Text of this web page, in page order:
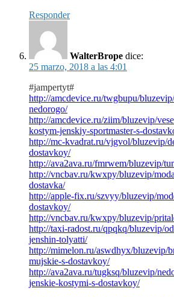
Responder
WalterBrope dice:
25 marzo, 2018 a las 4:01
#jampertyt#
http://amcdevice.ru/twgbupu/
nedorogo/
http://amcdevice.ru/ziim/bluzevip/
kostym-jenskiy-sportmaster-s-
http://mc-kvadrat.ru/vjgvol/bluzevip/
dostavkoy/
http://ava2ava.ru/fmrwem/bluzevip/
http://vncbav.ru/kwxpy/bluzevip/
dostavka/
http://apple-fix.ru/szvyy/bluzevip/
dostavkoy/
http://vncbav.ru/kwxpy/bluzevip/
http://taxi-radost.ru/qpqkq/bluzevip/
jenshin-tolyatti/
http://mimelon.ru/aswdhyx/bluzevip/
mujskie-s-dostavkoy/
http://ava2ava.ru/tugksq/bluzevip/
jenskie-kostymi-s-dostavkoy/